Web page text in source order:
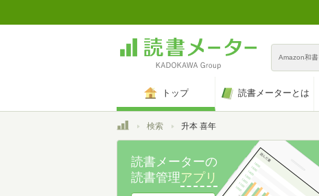
Amazon和書
トップ 読書メーターとは
トップ検索 升本 喜年
読書メーターの
読書管理アプリ